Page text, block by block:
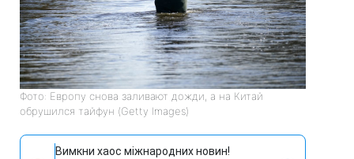
Фото: Европу снова заливают дожди, а на Китай
обрушился тайфун (Getty Images)
Вимкни хаос міжнародних новин!